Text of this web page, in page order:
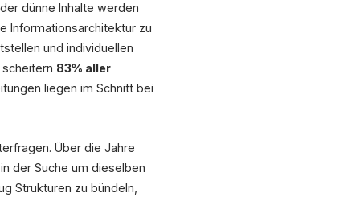
dünne Inhalte werden
Informationsarchitektur zu
und individuellen
83% aller
liegen im Schnitt bei
Über die Jahre
der Suche um dieselben
Strukturen zu bündeln,